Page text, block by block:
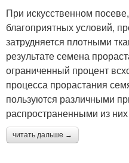
При искусственном
благоприятных условий,
затрудняется плотными
результате семена
ограниченный процент
процесса прорастания
пользуются различными
распространенными из
читать дальше →